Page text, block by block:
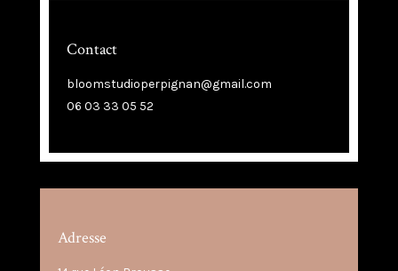
Contact
bloomstudioperpignan@gmail.com
06 03 33 05 52
Adresse